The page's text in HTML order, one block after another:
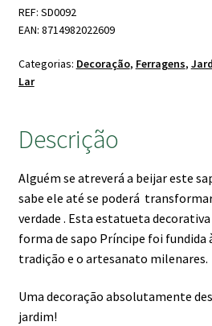
REF: SD0092
EAN: 8714982022609
Categorias: Decoração, Ferragens,
Lar
Descrição
Alguém se atreverá a beijar este
sabe ele até se poderá
verdade . Esta estatueta
forma de sapo Príncipe foi fundida
tradição e o artesanato milenares.
Uma decoração absolutamente
jardim!